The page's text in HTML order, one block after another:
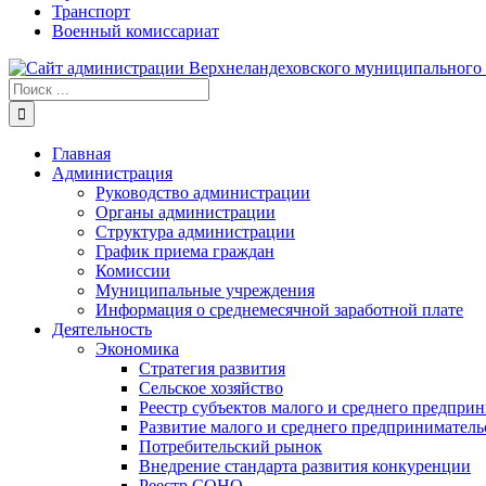
Транспорт
Военный комиссариат
Результат
поиска:
Главная
Администрация
Руководство администрации
Органы администрации
Структура администрации
График приема граждан
Комиссии
Муниципальные учреждения
Информация о среднемесячной заработной плате
Деятельность
Экономика
Стратегия развития
Сельское хозяйство
Реестр субъектов малого и среднего
Развитие малого и среднего
Потребительский рынок
Внедрение стандарта развития конкуренции